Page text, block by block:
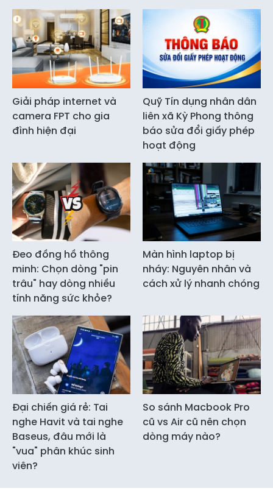
Giải pháp internet và
camera FPT cho gia
đình hiện đại
Quỹ Tín dụng nhân dân
liên xã Kỳ Phong thông
báo sửa đổi giấy phép
hoạt động
Đeo đồng hồ thông
minh: Chọn dòng "pin
trâu" hay dòng nhiều
tính năng sức khỏe?
Màn hình laptop bị
nháy: Nguyên nhân và
cách xử lý nhanh chóng
Đại chiến giá rẻ: Tai
nghe Havit và tai nghe
Baseus, đâu mới là
"vua" phân khúc sinh
viên?
So sánh Macbook Pro
cũ vs Air cũ nên chọn
dòng máy nào?